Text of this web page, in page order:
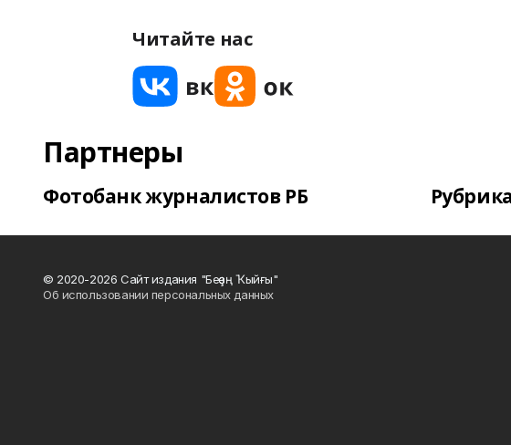
Читайте нас
Партнеры
Фотобанк журналистов РБ
© 2020-2026 Сайт издания "Беҙҙең Ҡыйғы"
Об использовании персональных данных